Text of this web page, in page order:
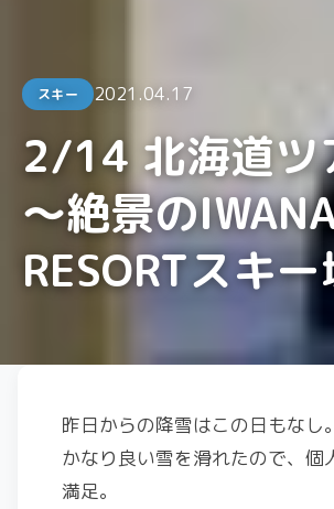
スキー 2021.04.17
2/14 北海道ツ
〜絶景の
RESORTスキ
昨日からの降雪はこの日もなし。
かなり良い雪を滑れたので、個
満足。